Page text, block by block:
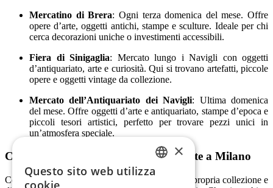
Mercatino di Brera: Ogni terza domenica del mese. Offre
opere d’arte, oggetti antichi, stampe e sculture. Ideale per chi
cerca decorazioni uniche o investimenti accessibili.
Fiera di Sinigaglia: Mercato lungo i Navigli con oggetti
d’antiquariato, arte e curiosità. Qui si trovano artefatti, piccole
opere e oggetti vintage da collezione.
Mercato dell’Antiquariato dei Navigli: Ultima domenica
del mese. Offre oggetti d’arte e antiquariato, stampe d’epoca e
piccoli tesori artistici, perfetto per trovare pezzi unici in
un’atmosfera speciale.
Conclusione: Scoprire e Acquistare Arte a Milano
Comprare arte a Milano permette di arricchire la propria collezione e
×
Questo sito web utilizza
cookie